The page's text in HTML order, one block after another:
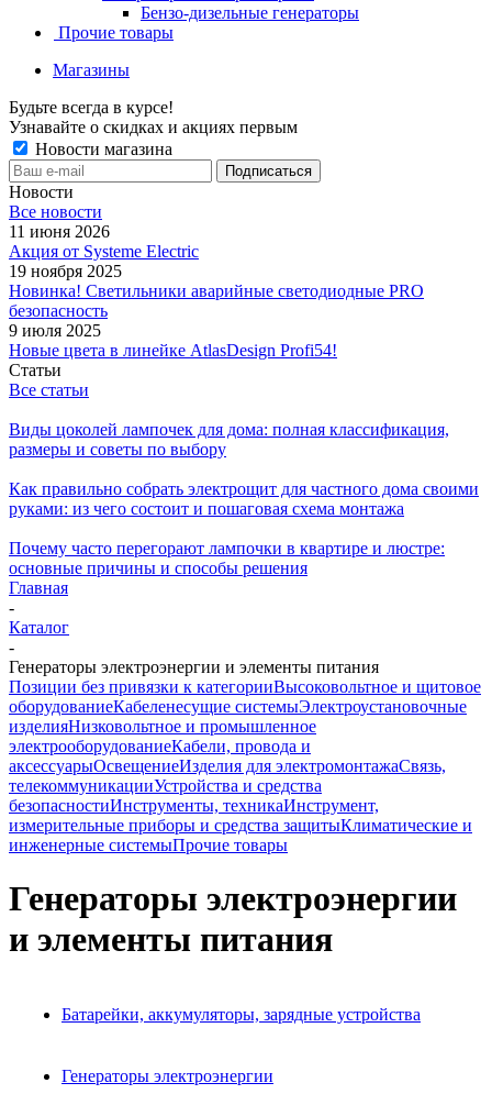
Бензо-дизельные генераторы
Прочие товары
Магазины
Будьте всегда в курсе!
Узнавайте о скидках и акциях первым
Новости магазина
Новости
Все новости
11 июня 2026
Акция от Systeme Electric
19 ноября 2025
Новинка! Светильники аварийные светодиодные PRO
безопасность
9 июля 2025
Новые цвета в линейке AtlasDesign Profi54!
Статьи
Все статьи
Виды цоколей лампочек для дома: полная классификация,
размеры и советы по выбору
Как правильно собрать электрощит для частного дома своими
руками: из чего состоит и пошаговая схема монтажа
Почему часто перегорают лампочки в квартире и люстре:
основные причины и способы решения
Главная
-
Каталог
-
Генераторы электроэнергии и элементы питания
Позиции без привязки к категорииВысоковольтное и щитовое
оборудованиеКабеленесущие системыЭлектроустановочные
изделияНизковольтное и промышленное
электрооборудованиеКабели, провода и
аксессуарыОсвещениеИзделия для электромонтажаСвязь,
телекоммуникацииУстройства и средства
безопасностиИнструменты, техникаИнструмент,
измерительные приборы и средства защитыКлиматические и
инженерные системыПрочие товары
Генераторы электроэнергии
и элементы питания
Батарейки, аккумуляторы, зарядные устройства
Генераторы электроэнергии